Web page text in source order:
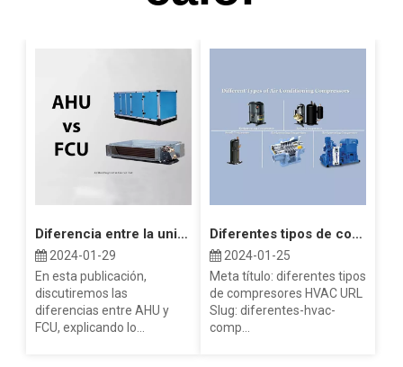
Diferencia entre la unidad Fan Coil AHU y FCU
2024-01-29
En esta publicación,
discutiremos las
diferencias entre AHU y
FCU, explicando lo...
Diferentes tipos de compresores HVAC
2024-01-25
Meta título: diferentes tipos
de compresores HVAC URL
Slug: diferentes-hvac-
comp...